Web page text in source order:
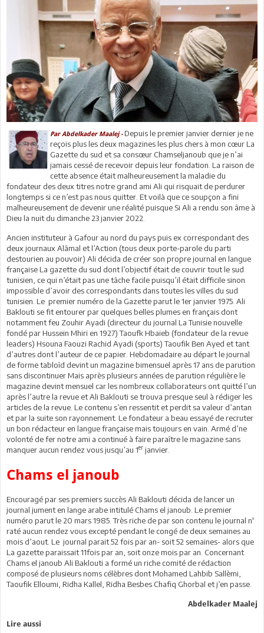
Par Abdelkader Maalej -Depuis le premier janvier dernier je ne
reçois plus les deux magazines les plus chers à mon cœur La
Gazette du sud et sa consœur Chamseljanoub que je n’ai
jamais cessé de recevoir depuis leur fondation. La raison de
cette absence était malheureusement la maladie du
fondateur des deux titres notre grand ami Ali qui risquait de perdurer
longtemps si ce n’est pas nous quitter. Et voilà que ce soupçon a fini
malheureusement de devenir une réalité puisque Si Ali a rendu son âme à
Dieu la nuit du dimanche 23 janvier 2022.
Ancien instituteur à Gafour au nord du pays puis ex correspondant des
deux journaux Alâmal et l’Action (tous deux porte-parole du parti
destourien au pouvoir) Ali décida de créer son propre journal en langue
française La gazette du sud dont l’objectif était de couvrir tout le sud
tunisien, ce qui n’était pas une tâche facile puisqu’il était difficile sinon
impossible d’avoir des correspondants dans toutes les villes du sud
tunisien. Le premier numéro de la Gazette parut le 1er janvier 1975. Ali
Baklouti se fit entourer par quelques belles plumes en français dont
notamment feu Zouhir Ayadi (directeur du journal La Tunisie nouvelle
fondé par Hussein Mhiri en 1927) Taoufk Hbaieb (fondateur de la revue
leaders) Hsouna Faouzi Rachid Ayadi (sports) Taoufik Ben Ayed et tant
d’autres dont l’auteur de ce papier. Hebdomadaire au départ le journal
de forme tabloîd devint un magazine bimensuel après 17 ans de parution
sans discontinuer Mais après plusieurs années de parution régulière le
magazine devint mensuel car les nombreux collaborateurs ont quitté l’un
après l’autre la revue et Ali Baklouti se trouva presque seul à rédiger les
articles de la revue. Le contenu s’en ressentit et perdit sa valeur d’antan
et par la suite son rayonnement. Le fondateur a beau essayé de recruter
un bon rédacteur en langue française mais toujours en vain. Armé d’ne
volonté de fer notre ami a continué à faire paraître le magazine sans
manquer aucun rendez vous jusqu’au 1er janvier.
Chams el janoub
Encouragé par ses premiers succès Ali Baklouti décida de lancer un
journal jument en lange arabe intitulé Chams el janoub. Le premier
numéro parut le 20 mars 1985. Très riche de par son contenu le journal n'
raté aucun rendez vous excepté pendant le congé de deux semaines au
mois d’aout. Le journal parait 52 fois par an- soit 52 semaines- alors que
La gazette paraissait 11fois par an, soit onze mois par an. Concernant
Chams el janoub Ali Baklouti a formé un riche comité de rédaction
composé de plusieurs noms célèbres dont Mohamed Lahbib Sallèmi,
Taoufik Elloumi, Ridha Kallel, Ridha Besbes Chafiq Ghorbal et j’en passe.
Abdelkader Maalej
Lire aussi